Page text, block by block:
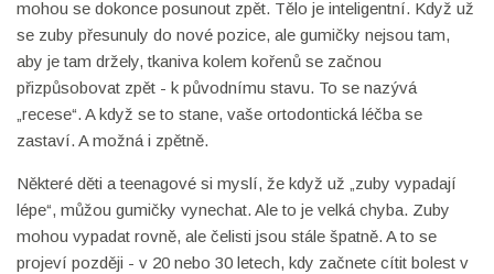
mohou se dokonce posunout zpět. Tělo je inteligentní. Když už
se zuby přesunuly do nové pozice, ale gumičky nejsou tam,
aby je tam držely, tkaniva kolem kořenů se začnou
přizpůsobovat zpět - k původnímu stavu. To se nazývá
„recese“. A když se to stane, vaše ortodontická léčba se
zastaví. A možná i zpětně.
Některé děti a teenagové si myslí, že když už „zuby vypadají
lépe“, můžou gumičky vynechat. Ale to je velká chyba. Zuby
mohou vypadat rovně, ale čelisti jsou stále špatně. A to se
projeví později - v 20 nebo 30 letech, kdy začnete cítit bolest v